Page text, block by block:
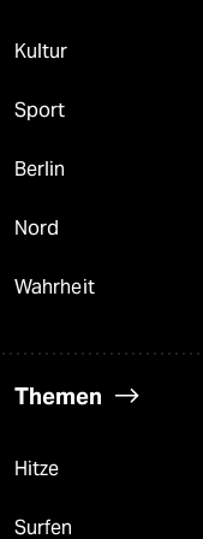
Kultur
Sport
Berlin
Nord
Wahrheit
Themen
Hitze
Surfen